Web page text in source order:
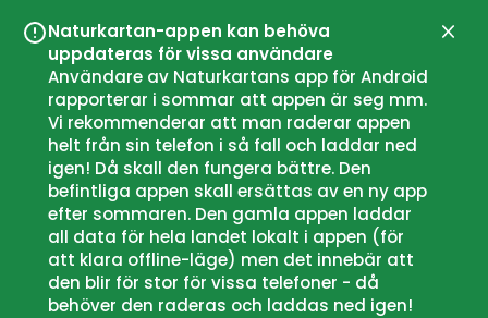
Naturkartan-appen kan behöva
uppdateras för vissa användare
Användare av Naturkartans app för Android
rapporterar i sommar att appen är seg mm.
Vi rekommenderar att man raderar appen
helt från sin telefon i så fall och laddar ned
igen! Då skall den fungera bättre. Den
befintliga appen skall ersättas av en ny app
efter sommaren. Den gamla appen laddar
all data för hela landet lokalt i appen (för
att klara offline-läge) men det innebär att
den blir för stor för vissa telefoner - då
behöver den raderas och laddas ned igen!